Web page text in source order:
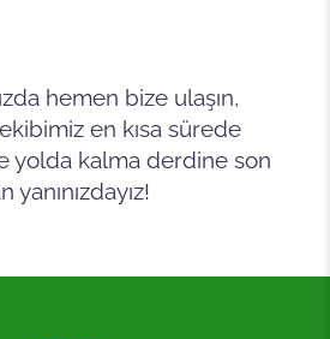
hemen bize ulaşın,
en kısa sürede
yolda kalma derdine son